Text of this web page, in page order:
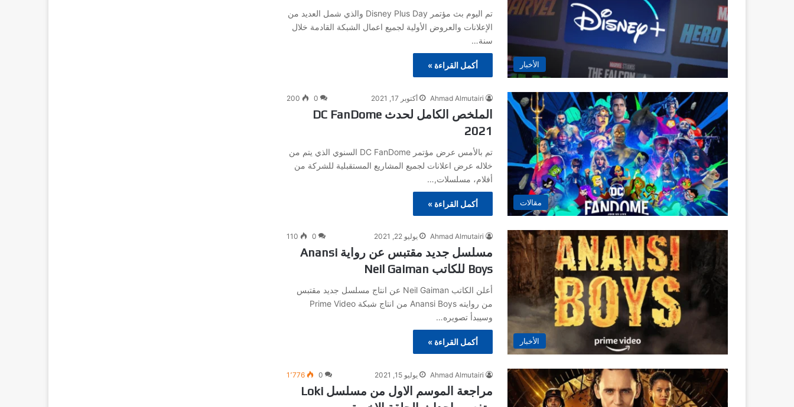
الأخبار
تم اليوم بث مؤتمر Disney Plus Day والذي شمل العديد من
الإعلانات والعروض الأولية لجميع اعمال الشبكة القادمة خلال
سنة…
أكمل القراءة »
مقالات
Ahmad Almutairi أكتوبر 17, 2021 0
200
الملخص الكامل لحدث DC FanDome
2021
تم بالأمس عرض مؤتمر DC FanDome السنوي الذي يتم من
خلاله عرض اعلانات لجميع المشاريع المستقبلية للشركة من
أفلام، مسلسلات,…
أكمل القراءة »
الأخبار
Ahmad Almutairi يوليو 22, 2021 0
110
مسلسل جديد مقتبس عن رواية Anansi
Boys للكاتب Neil Gaiman
أعلن الكاتب Neil Gaiman عن انتاج مسلسل جديد مقتبس
من روايته Anansi Boys من انتاج شبكة Prime Video
وسيبدأ تصويره…
أكمل القراءة »
Ahmad Almutairi يوليو 15, 2021 0 1٬776
مراجعة الموسم الاول من مسلسل Loki